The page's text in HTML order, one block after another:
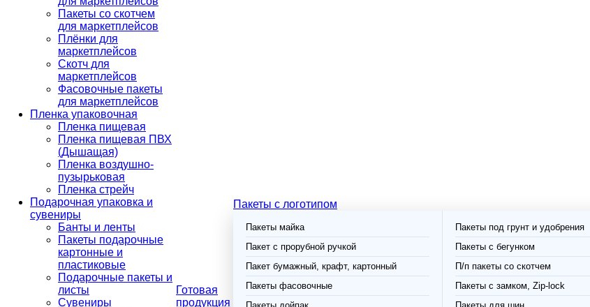
Пакеты со скотчем
для маркетплейсов
Плёнки для
маркетплейсов
Скотч для
маркетплейсов
Фасовочные пакеты
для маркетплейсов
Пленка упаковочная
Пленка пищевая
Пленка пищевая ПВХ
(Дышащая)
Пленка воздушно-
пузырьковая
Пленка стрейч
Подарочная упаковка и
сувениры
Банты и ленты
Пакеты подарочные
картонные и
пластиковые
Подарочные пакеты и
листы
Сувениры
Готовая
продукция
Пакеты с логотипом
Пакеты майка
Пакет с прорубной ручкой
Пакет бумажный, крафт, картонный
Пакеты фасовочные
Пакеты под грунт и удобрения
Пакеты с бегунком
П/п пакеты со скотчем
Пакеты с замком, Zip-lock